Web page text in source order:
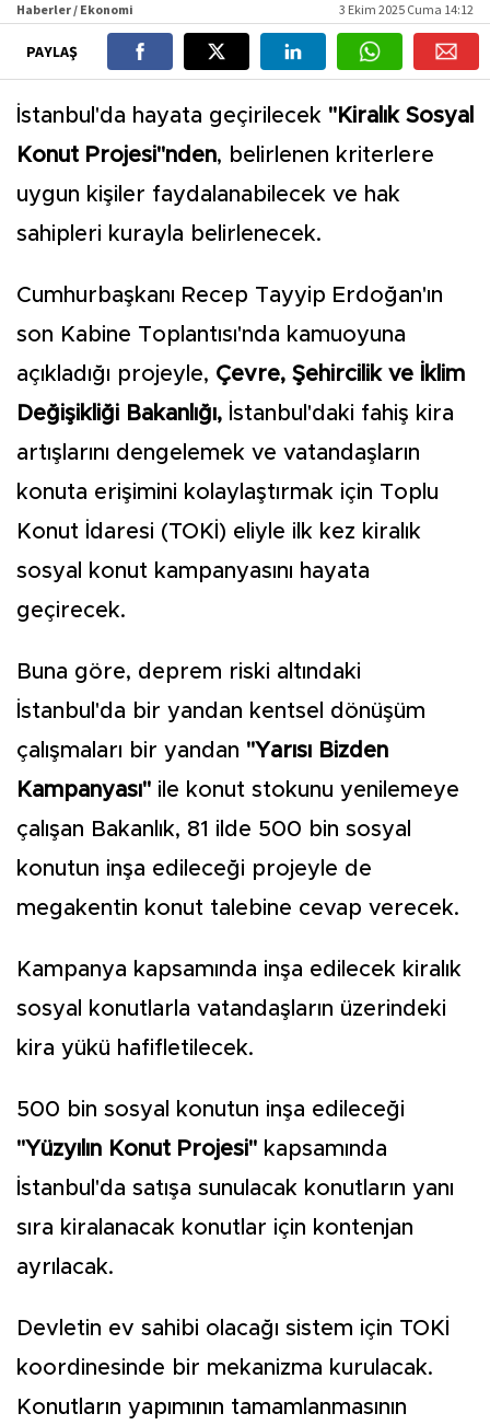
Haberler / Ekonomi 3 Ekim 2025 Cuma 14:12
PAYLAŞ
İstanbul'da hayata geçirilecek "Kiralık Sosyal
Konut Projesi"nden, belirlenen kriterlere
uygun kişiler faydalanabilecek ve hak
sahipleri kurayla belirlenecek.
Cumhurbaşkanı Recep Tayyip Erdoğan'ın
son Kabine Toplantısı'nda kamuoyuna
açıkladığı projeyle, Çevre, Şehircilik ve İklim
Değişikliği Bakanlığı, İstanbul'daki fahiş kira
artışlarını dengelemek ve vatandaşların
konuta erişimini kolaylaştırmak için Toplu
Konut İdaresi (TOKİ) eliyle ilk kez kiralık
sosyal konut kampanyasını hayata
geçirecek.
Buna göre, deprem riski altındaki
İstanbul'da bir yandan kentsel dönüşüm
çalışmaları bir yandan "Yarısı Bizden
Kampanyası" ile konut stokunu yenilemeye
çalışan Bakanlık, 81 ilde 500 bin sosyal
konutun inşa edileceği projeyle de
megakentin konut talebine cevap verecek.
Kampanya kapsamında inşa edilecek kiralık
sosyal konutlarla vatandaşların üzerindeki
kira yükü hafifletilecek.
500 bin sosyal konutun inşa edileceği
"Yüzyılın Konut Projesi" kapsamında
İstanbul'da satışa sunulacak konutların yanı
sıra kiralanacak konutlar için kontenjan
ayrılacak.
Devletin ev sahibi olacağı sistem için TOKİ
koordinesinde bir mekanizma kurulacak.
Konutların yapımının tamamlanmasının